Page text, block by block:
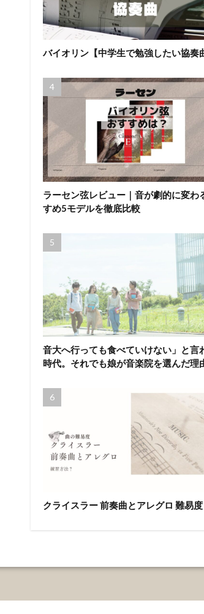
バイオリン【中学生で勉強したい協奏
ラーセン弦レビュー｜音が劇的に変わ
すめ5モデルを徹底比較
音大へ行っても食べていけない」と言
時代。それでも娘が音楽院を選んだ理
クライスラー 前奏曲とアレグロ 難易度